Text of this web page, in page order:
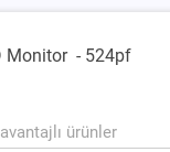
Monitor - 524pf
ürünler